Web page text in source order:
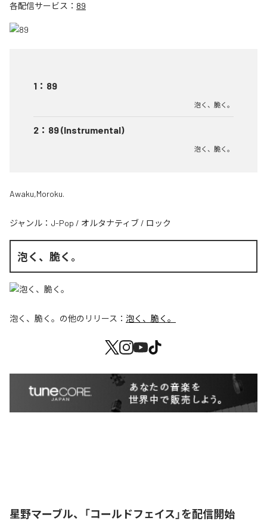
各配信サービス： 89
1 ： 89
泡く、脆く。
2 ： 89 (Instrumental)
泡く、脆く。
Awaku,Moroku.
ジャンル： J-Pop / オルタナティブ / ロック
泡く、脆く。
泡く、脆く。 の他のリリース： 泡く、脆く。
星野マーブル、「コールドフェイス」を配信開始